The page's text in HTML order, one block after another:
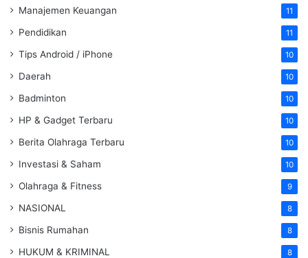
Manajemen Keuangan 11
Pendidikan 11
Tips Android / iPhone 10
Daerah 10
Badminton 10
HP & Gadget Terbaru 10
Berita Olahraga Terbaru 10
Investasi & Saham 10
Olahraga & Fitness 9
NASIONAL 8
Bisnis Rumahan 8
HUKUM & KRIMINAL 8